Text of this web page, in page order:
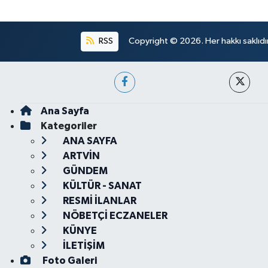
RSS Copyright © 2026. Her hakkı
Ana Sayfa
Kategoriler
ANA SAYFA
ARTVİN
GÜNDEM
KÜLTÜR - SANAT
RESMİ İLANLAR
NÖBETÇİ ECZANELER
KÜNYE
İLETİŞİM
Foto Galeri